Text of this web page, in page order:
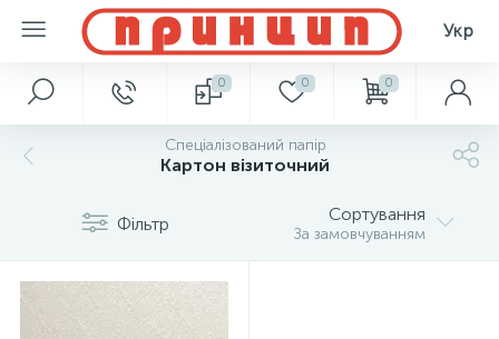
Укр
0 0 0
Спеціалізований папір
Картон візиточний
Фільтр Сортування
За замовчуванням